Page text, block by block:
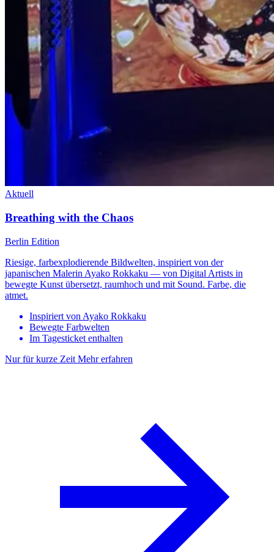
Aktuell
Breathing with the Chaos
Berlin Edition
Riesige, farbexplodierende Bildwelten, inspiriert von der
japanischen Malerin Ayako Rokkaku — von Digital Artists in
bewegte Kunst übersetzt, raumhoch und mit Sound. Farbe, die
atmet.
Inspiriert von Ayako Rokkaku
Bewegte Farbwelten
Im Tagesticket enthalten
Nur für kurze Zeit Mehr erfahren